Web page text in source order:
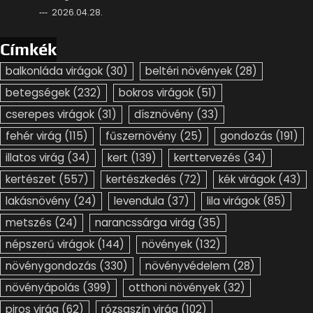
2026.04.28.
Címkék
balkonláda virágok (30) beltéri növények (28)
betegségek (232) bokros virágok (51)
cserepes virágok (31) dísznövény (33)
fehér virág (115) fűszernövény (25) gondozás (191)
illatos virág (34) kert (139) kerttervezés (34)
kertészet (557) kertészkedés (72) kék virágok (43)
lakásnövény (24) levendula (37) lila virágok (85)
metszés (24) narancssárga virág (35)
népszerű virágok (144) növények (132)
növénygondozás (330) növényvédelem (28)
növényápolás (399) otthoni növények (32)
piros virág (62) rózsaszín virág (102)